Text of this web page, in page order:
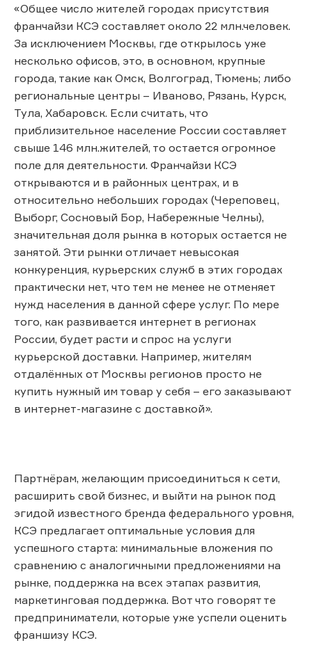
«Общее число жителей городах присутствия
франчайзи КСЭ составляет около 22 млн.человек.
За исключением Москвы, где открылось уже
несколько офисов, это, в основном, крупные
города, такие как Омск, Волгоград, Тюмень; либо
региональные центры – Иваново, Рязань, Курск,
Тула, Хабаровск. Если считать, что
приблизительное население России составляет
свыше 146 млн.жителей, то остается огромное
поле для деятельности. Франчайзи КСЭ
открываются и в районных центрах, и в
относительно небольших городах (Череповец,
Выборг, Сосновый Бор, Набережные Челны),
значительная доля рынка в которых остается не
занятой. Эти рынки отличает невысокая
конкуренция, курьерских служб в этих городах
практически нет, что тем не менее не отменяет
нужд населения в данной сфере услуг. По мере
того, как развивается интернет в регионах
России, будет расти и спрос на услуги
курьерской доставки. Например, жителям
отдалённых от Москвы регионов просто не
купить нужный им товар у себя – его заказывают
в интернет-магазине с доставкой».
Партнёрам, желающим присоединиться к сети,
расширить свой бизнес, и выйти на рынок под
эгидой известного бренда федерального уровня,
КСЭ предлагает оптимальные условия для
успешного старта: минимальные вложения по
сравнению с аналогичными предложениями на
рынке, поддержка на всех этапах развития,
маркетинговая поддержка. Вот что говорят те
предприниматели, которые уже успели оценить
франшизу КСЭ.